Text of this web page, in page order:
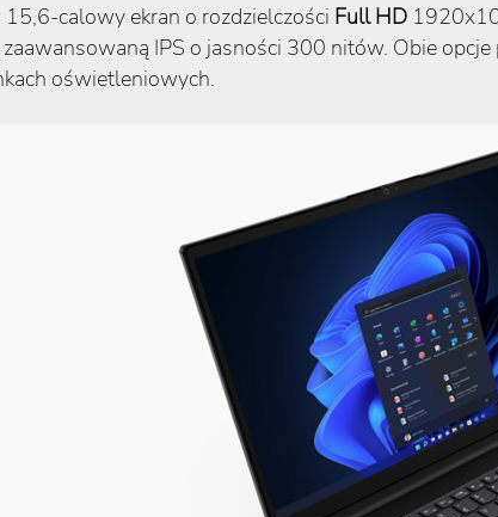
calowy ekran o rozdzielczości Full HD
IPS o jasności 300 nitów. Obie
oświetleniowych.